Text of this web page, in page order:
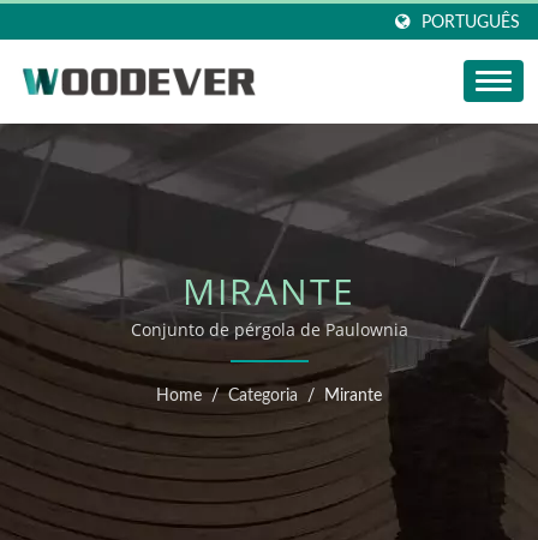
PORTUGUÊS
MIRANTE
Conjunto de pérgola de Paulownia
Home / Categoria / Mirante